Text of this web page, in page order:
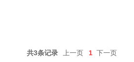
共3条记录 上一页 1 下一页